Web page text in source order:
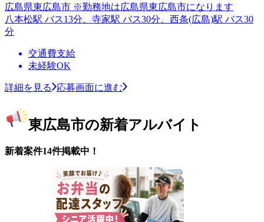
広島県東広島市 ※勤務地は広島県東広島市になります
八本松駅 バス13分、寺家駅 バス30分、西条(広島)駅 バス30
分
交通費支給
未経験OK
詳細を見る 応募画面に進む
東広島市の新着アルバイト
新着案件14件掲載中！